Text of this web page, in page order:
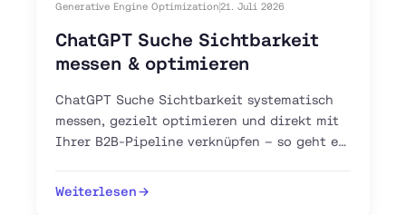
Generative Engine Optimization21. Juli 2026
ChatGPT Suche Sichtbarkeit
messen & optimieren
ChatGPT Suche Sichtbarkeit systematisch
messen, gezielt optimieren und direkt mit
Ihrer B2B-Pipeline verknüpfen – so geht es
Weiterlesen